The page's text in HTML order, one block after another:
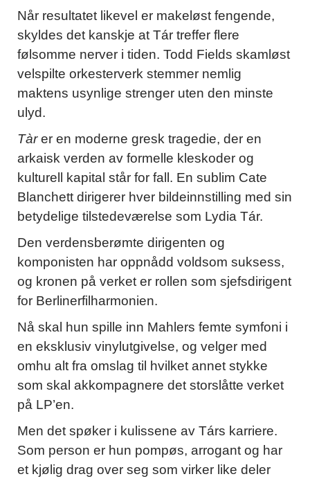
Når resultatet likevel er makeløst fengende,
skyldes det kanskje at Tár treffer flere
følsomme nerver i tiden. Todd Fields skamløst
velspilte orkesterverk stemmer nemlig
maktens usynlige strenger uten den minste
ulyd.
Tàrer en moderne gresk tragedie, der en
arkaisk verden av formelle kleskoder og
kulturell kapital står for fall. En sublim Cate
Blanchett dirigerer hver bildeinnstilling med sin
betydelige tilstedeværelse som Lydia Tár.
Den verdensberømte dirigenten og
komponisten har oppnådd voldsom suksess,
og kronen på verket er rollen som sjefsdirigent
for Berlinerfilharmonien.
Nå skal hun spille inn Mahlers femte symfoni i
en eksklusiv vinylutgivelse, og velger med
omhu alt fra omslag til hvilket annet stykke
som skal akkompagnere det storslåtte verket
på LP’en.
Men det spøker i kulissene av Társ karriere.
Som person er hun pompøs, arrogant og har
et kjølig drag over seg som virker like deler